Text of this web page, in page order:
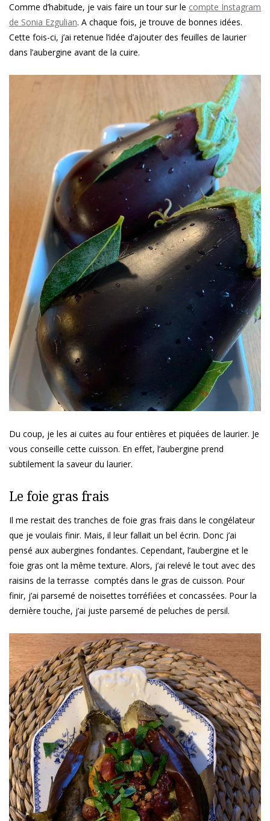
Comme d’habitude, je vais faire un tour sur le compte Instagram
de Sonia Ezgulian. A chaque fois, je trouve de bonnes idées.
Cette fois-ci, j’ai retenue l’idée d’ajouter des feuilles de laurier
dans l’aubergine avant de la cuire.
Du coup, je les ai cuites au four entières et piquées de laurier. Je
vous conseille cette cuisson. En effet, l’aubergine prend
subtilement la saveur du laurier.
Le foie gras frais
Il me restait des tranches de foie gras frais dans le congélateur
que je voulais finir. Mais, il leur fallait un bel écrin. Donc j’ai
pensé aux aubergines fondantes. Cependant, l’aubergine et le
foie gras ont la même texture. Alors, j’ai relevé le tout avec des
raisins de la terrasse comptés dans le gras de cuisson. Pour
finir, j’ai parsemé de noisettes torréfiées et concassées. Pour la
dernière touche, j’ai juste parsemé de peluches de persil.